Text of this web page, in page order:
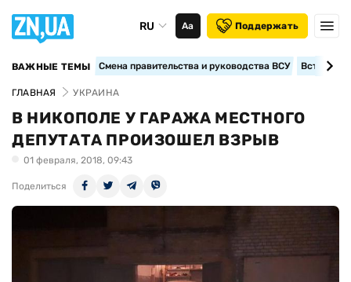
RU Аа Поддержать
ВАЖНЫЕ ТЕМЫ Смена правительства и руководства ВСУ
ГЛАВНАЯ УКРАИНА
В НИКОПОЛЕ У ГАРАЖА МЕСТНОГО
ДЕПУТАТА ПРОИЗОШЕЛ ВЗРЫВ
01 февраля, 2018, 09:43
Поделиться